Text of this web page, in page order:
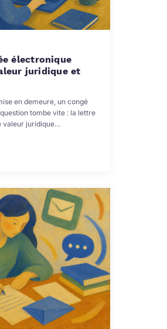
électronique
juridique et
en demeure, un congé
tombe vite : la lettre
valeur juridique…